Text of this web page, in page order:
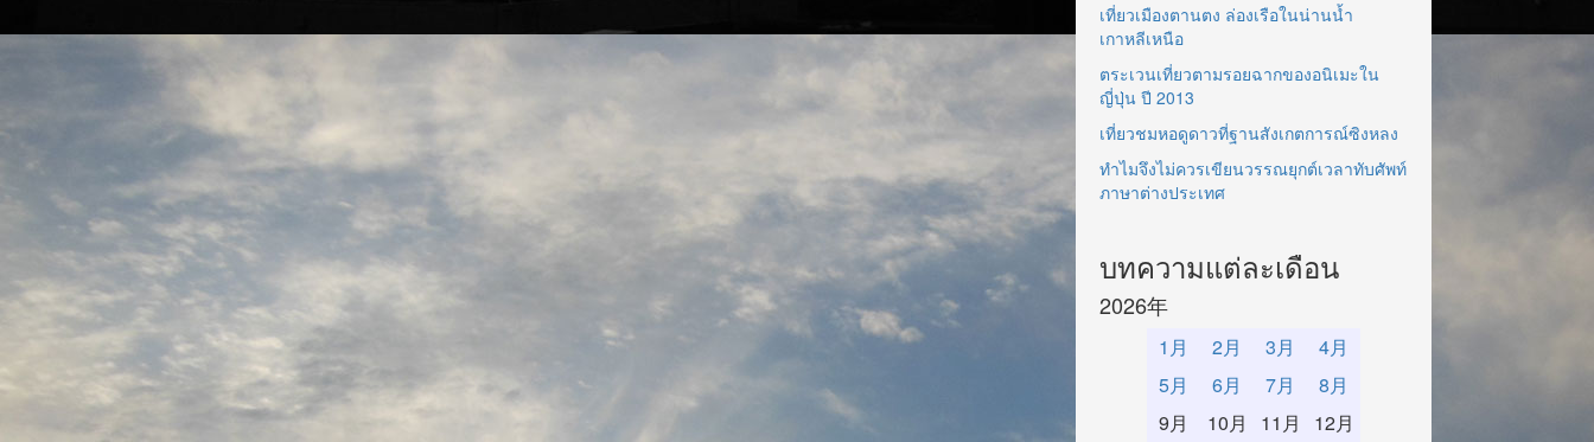
เที่ยวเมืองตานตง ล่องเรือในน่านน้ำ
เกาหลีเหนือ
ตระเวนเที่ยวตามรอยฉากของอนิเมะใน
ญี่ปุ่น ปี 2013
เที่ยวชมหอดูดาวที่ฐานสังเกตการณ์ซิงหลง
ทำไมจึงไม่ควรเขียนวรรณยุกต์เวลาทับศัพท์
ภาษาต่างประเทศ
บทความแต่ละเดือน
2026年
1月 2月 3月
4月
5月
6月 7月
8月
9月
10月 11月 12月